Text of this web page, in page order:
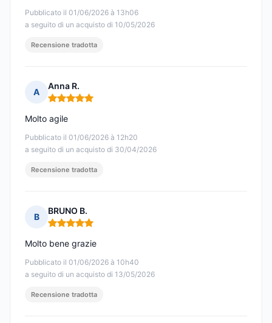
Pubblicato il 01/06/2026 à 13h06
a seguito di un acquisto di 10/05/2026
Recensione tradotta
A
Anna R.
Nota: 5 su 5
Pubblicato il 01/06/2026 à 12h20
a seguito di un acquisto di 30/04/2026
Molto agile
Recensione tradotta
B
BRUNO B.
Nota: 5 su 5
Pubblicato il 01/06/2026 à 10h40
a seguito di un acquisto di 13/05/2026
Molto bene grazie
Recensione tradotta